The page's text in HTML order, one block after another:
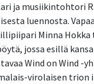
ja musiikintohtori
luennosta.
Minna
jossa esillä
Wind on Wind -
virolaisen